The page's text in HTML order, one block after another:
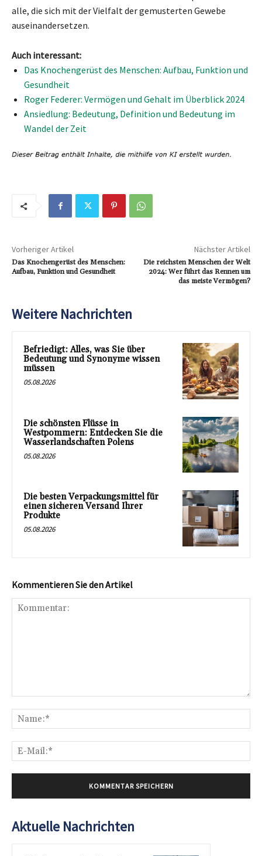
alle, die sich mit der Vielfalt der gemusterten Gewebe
auseinandersetzen.
Auch interessant:
Das Knochengerüst des Menschen: Aufbau, Funktion und
Gesundheit
Roger Federer: Vermögen und Gehalt im Überblick 2024
Ansiedlung: Bedeutung, Definition und Bedeutung im
Wandel der Zeit
Vorheriger Artikel
Das Knochengerüst des Menschen:
Aufbau, Funktion und Gesundheit
Nächster Artikel
Die reichsten Menschen der Welt
2024: Wer führt das Rennen um
das meiste Vermögen?
Weitere Nachrichten
Befriedigt: Alles, was Sie über
Bedeutung und Synonyme wissen
müssen
05.08.2026
Die schönsten Flüsse in
Westpommern: Entdecken Sie die
Wasserlandschaften Polens
05.08.2026
Die besten Verpackungsmittel für
einen sicheren Versand Ihrer
Produkte
05.08.2026
Kommentieren Sie den Artikel
Aktuelle Nachrichten